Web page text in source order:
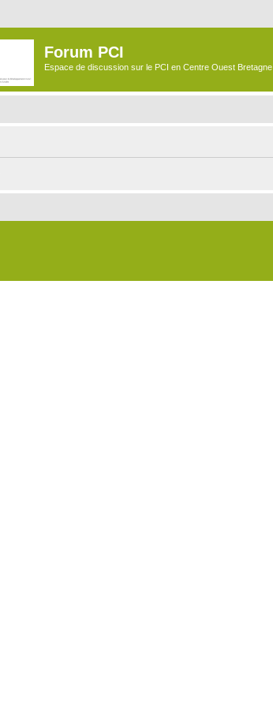
Forum PCI
Espace de discussion sur le PCI en Centre Ouest Bretagne